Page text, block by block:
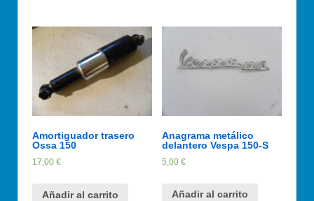
Amortiguador trasero
Ossa 150
17,00 €
Añadir al carrito
Anagrama metálico
delantero Vespa 150-S
5,00€
Añadir al carrito